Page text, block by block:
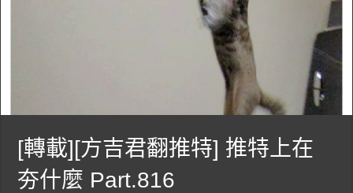
[轉載][方吉君翻推特] 推特上在
夯什麼 Part.816